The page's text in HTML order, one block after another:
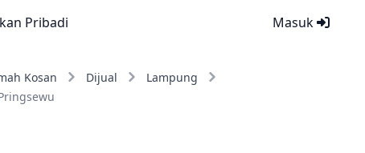
Masuk
Pribadi
Kosan Dijual
Lampung